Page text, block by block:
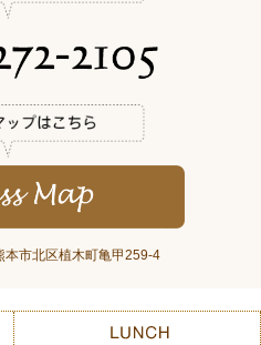
市北区植木町亀甲259-4